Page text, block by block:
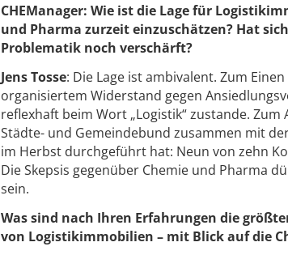
CHEManager: Wie ist die Lage für
und Pharma zurzeit einzuschätzen? Hat
Problematik noch verschärft?
Jens Tosse: Die Lage ist ambivalent. Zum
organisiertem Widerstand gegen
reflexhaft beim Wort „Logistik“ zustande.
Städte- und Gemeindebund zusammen mit
im Herbst durchgeführt hat: Neun von zehn
Die Skepsis gegenüber Chemie und Pharma
sein.
Was sind nach Ihren Erfahrungen die
von Logistikimmobilien – mit Blick auf die